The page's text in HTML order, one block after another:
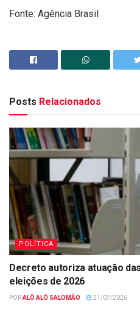
Fonte: Agência Brasil
Posts Relacionados
POLÍTICA
Decreto autoriza atuação
eleições de 2026
PORALÔ ALÔ SALOMÃO 21/07/2026